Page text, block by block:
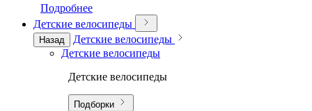
Подробнее
Детские велосипеды
Назад
Детские велосипеды
Детские велосипеды
Детские велосипеды
Подборки